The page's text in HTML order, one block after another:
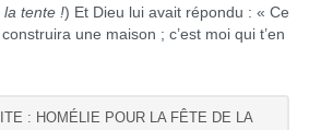
la tente !) Et Dieu lui avait répondu : « Ce
une maison ; c’est moi qui t’en
: HOMÉLIE POUR LA FÊTE DE LA